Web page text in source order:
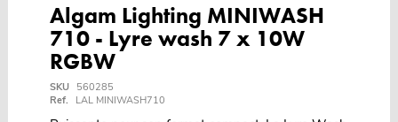
Algam Lighting MINIWASH
710 - Lyre wash 7 x 10W
RGBW
SKU
560285
Ref.
LAL MINIWASH710